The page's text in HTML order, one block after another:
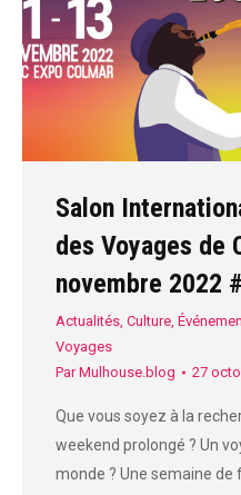
Salon
des Voyages de
novembre 2022
Actualités, Culture,
Voyages
ParMulhouse.blog 27
Que vous soyez à la
weekend prolongé ? Un
monde ? Une semaine de